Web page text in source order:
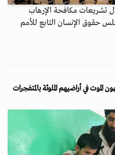
تشريعات مكافحة الإرهاب
حقوق الإنسان التابع للأمم
الموت في أراضيهم الملوثة بالمتفجرات